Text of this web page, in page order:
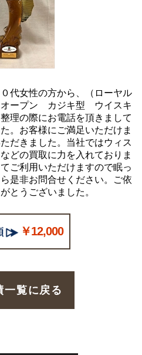
代女性の方から、（ローヤル
ープン カジキ型 ウイスキ
理の際にお電話を頂きまして
。お客様にご満足いただけま
だきました。当社ではウィス
どの買取に力を入れておりま
ご利用いただけますので眠っ
是非お問合せください。ご依
とうございました。
￥12,000
一覧に戻る